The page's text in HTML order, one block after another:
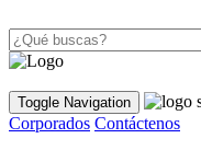
Toggle Navigation
Corporados Contáctenos